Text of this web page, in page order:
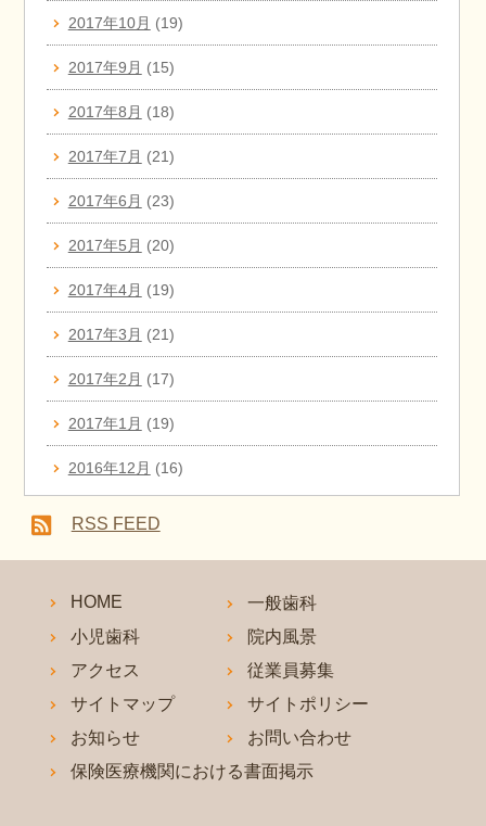
2017年10月 (19)
2017年9月 (15)
2017年8月 (18)
2017年7月 (21)
2017年6月 (23)
2017年5月 (20)
2017年4月 (19)
2017年3月 (21)
2017年2月 (17)
2017年1月 (19)
2016年12月 (16)
RSS FEED
HOME
一般歯科
小児歯科
院内風景
アクセス
従業員募集
サイトマップ
サイトポリシー
お知らせ
お問い合わせ
保険医療機関における書面掲示